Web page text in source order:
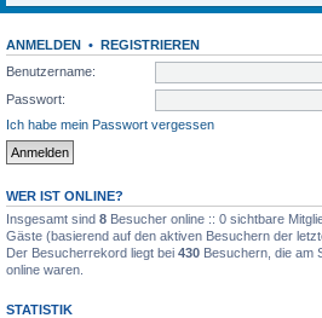
ANMELDEN • REGISTRIEREN
Benutzername:
Passwort:
Ich habe mein Passwort vergessen
WER IST ONLINE?
Insgesamt sind 8 Besucher online :: 0 sichtbare
Gäste (basierend auf den aktiven Besuchern der
Der Besucherrekord liegt bei 430 Besuchern, die am
online waren.
STATISTIK